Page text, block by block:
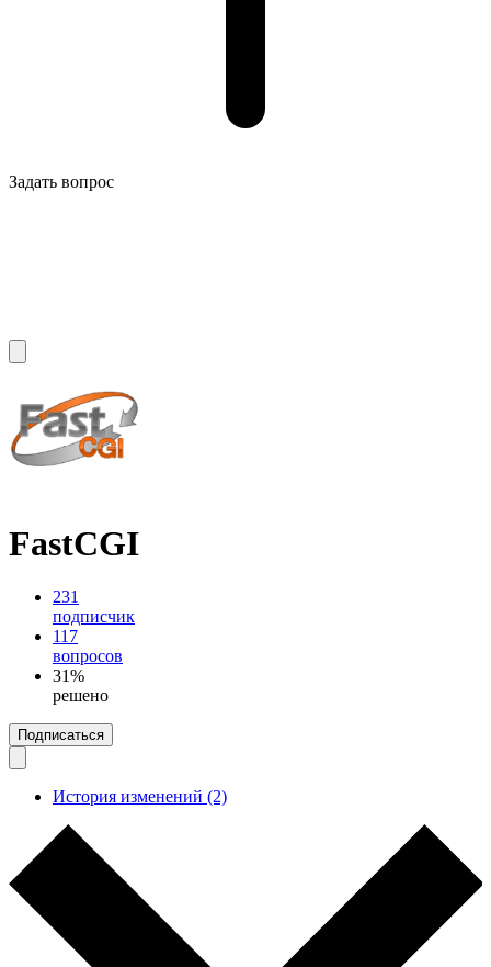
Задать вопрос
FastCGI
231
подписчик
117
вопросов
31%
решено
Подписаться
История изменений (2)